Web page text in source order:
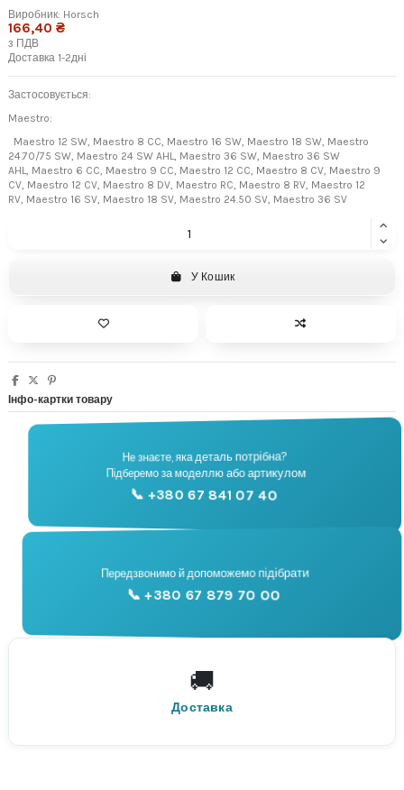
Виробник: Horsch
166,40 ₴
з ПДВ
Доставка 1-2дні
Застосовується:
Maestro:
Maestro 12 SW, Maestro 8 CC, Maestro 16 SW, Maestro 18 SW, Maestro
24.70/75 SW, Maestro 24 SW AHL, Maestro 36 SW, Maestro 36 SW
AHL, Maestro 6 CC, Maestro 9 CC, Maestro 12 CC, Maestro 8 CV, Maestro 9
CV, Maestro 12 CV, Maestro 8 DV, Maestro RC, Maestro 8 RV, Maestro 12
RV, Maestro 16 SV, Maestro 18 SV, Maestro 24.50 SV, Maestro 36 SV
У Кошик
Інфо-картки товару
🔧
Підбір запчастин
Не знаєте, яка деталь потрібна?
Підберемо за моделлю або артикулом
📞 +380 67 841 07 40
📞
Консультація
Передзвонимо й допоможемо підібрати
📞 +380 67 879 70 00
🚚
Доставка
По всій Україні
Нова Пошта